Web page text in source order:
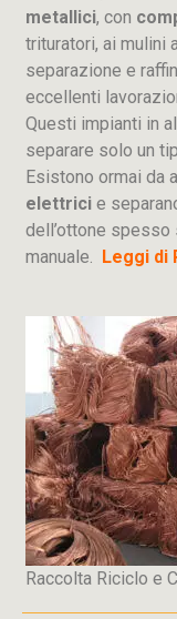
metallici, con
trituratori, ai mulini
separazione e
eccellenti
Questi impianti in
separare solo un
Esistono ormai da
elettrici e
dell’ottone spesso
manuale. Leggi di
Raccolta Riciclo e